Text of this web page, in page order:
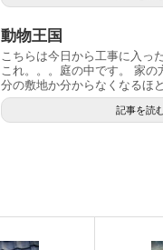
動物王国
こちらは今日から工事に入っ
これ。。。庭の中です。 家の
分の敷地か分からなくなるほ
記事を読